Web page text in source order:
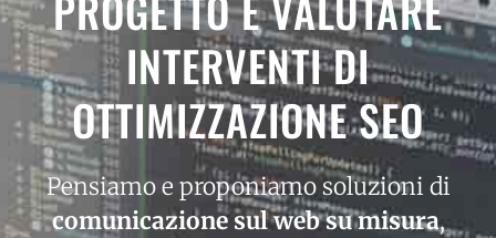
INTERVENTI DI
OTTIMIZZAZIONE SEO
Pensiamo e proponiamo soluzioni di
comunicazione sul web su misura,